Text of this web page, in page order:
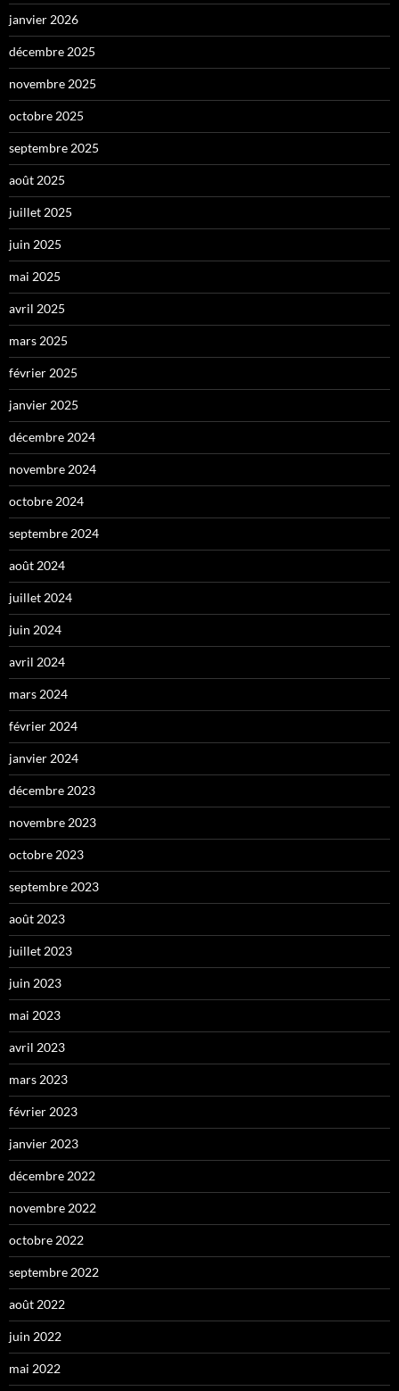
janvier 2026
décembre 2025
novembre 2025
octobre 2025
septembre 2025
août 2025
juillet 2025
juin 2025
mai 2025
avril 2025
mars 2025
février 2025
janvier 2025
décembre 2024
novembre 2024
octobre 2024
septembre 2024
août 2024
juillet 2024
juin 2024
avril 2024
mars 2024
février 2024
janvier 2024
décembre 2023
novembre 2023
octobre 2023
septembre 2023
août 2023
juillet 2023
juin 2023
mai 2023
avril 2023
mars 2023
février 2023
janvier 2023
décembre 2022
novembre 2022
octobre 2022
septembre 2022
août 2022
juin 2022
mai 2022